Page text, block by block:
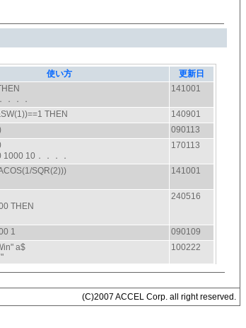
(C)2007 ACCEL Corp. all right reserved.